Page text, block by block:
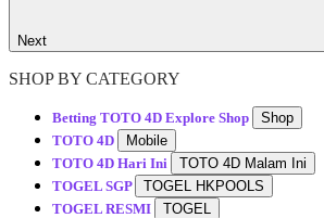
Next
SHOP BY CATEGORY
Betting TOTO 4D Explore Shop
Shop
TOTO 4D
Mobile
TOTO 4D Hari Ini
TOTO 4D Malam Ini
TOGEL SGP
TOGEL HKPOOLS
TOGEL RESMI
TOGEL